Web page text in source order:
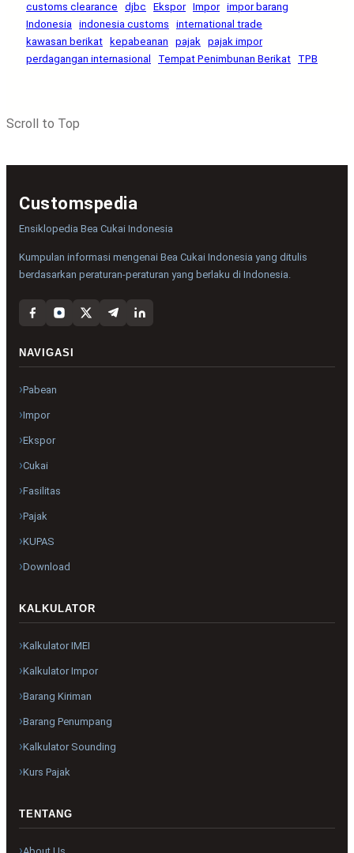
customs clearance
djbc Ekspor Impor impor barang
Indonesia indonesia customs
international trade
kawasan berikat
kepabeanan pajak pajak impor
perdagangan internasional
Tempat Penimbunan Berikat TPB
Scroll to Top
Customspedia
Ensiklopedia Bea Cukai Indonesia
Kumpulan informasi mengenai Bea Cukai Indonesia yang ditulis
berdasarkan peraturan-peraturan yang berlaku di Indonesia.
NAVIGASI
Pabean
Impor
Ekspor
Cukai
Fasilitas
Pajak
KUPAS
Download
KALKULATOR
Kalkulator IMEI
Kalkulator Impor
Barang Kiriman
Barang Penumpang
Kalkulator Sounding
Kurs Pajak
TENTANG